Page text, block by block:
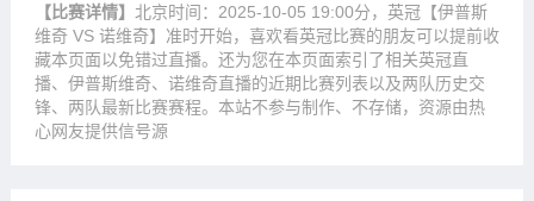
【比赛详情】 北京时间：2025-10-05 19:00分，英冠【伊普斯
维奇 VS 诺维奇】准时开始，喜欢看英冠比赛的朋友可以提前收
藏本页面以免错过直播。还为您在本页面索引了相关英冠直
播、伊普斯维奇、诺维奇直播的近期比赛列表以及两队历史交
锋、两队最新比赛赛程。本站不参与制作、不存储，资源由热
心网友提供信号源